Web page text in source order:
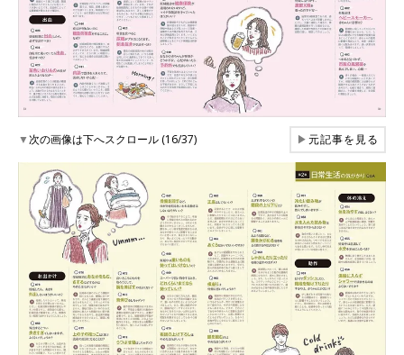
▼次の画像は下へスクロール (16/37) ▶元記事を見る